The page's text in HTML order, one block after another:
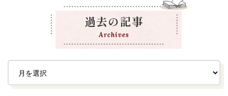
過去の記事
Archives